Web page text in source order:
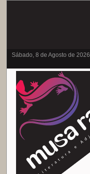
Sábado, 8 de Agosto de 2026